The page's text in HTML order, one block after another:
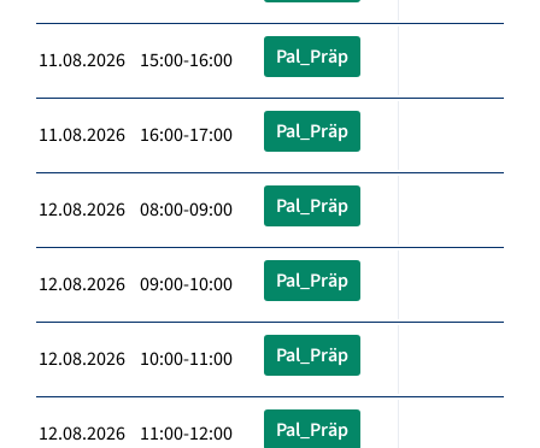
11.08.2026 15:00-16:00 Pal_Präp
11.08.2026 16:00-17:00 Pal_Präp
12.08.2026 08:00-09:00 Pal_Präp
12.08.2026 09:00-10:00 Pal_Präp
12.08.2026 10:00-11:00 Pal_Präp
12.08.2026 11:00-12:00 Pal_Präp